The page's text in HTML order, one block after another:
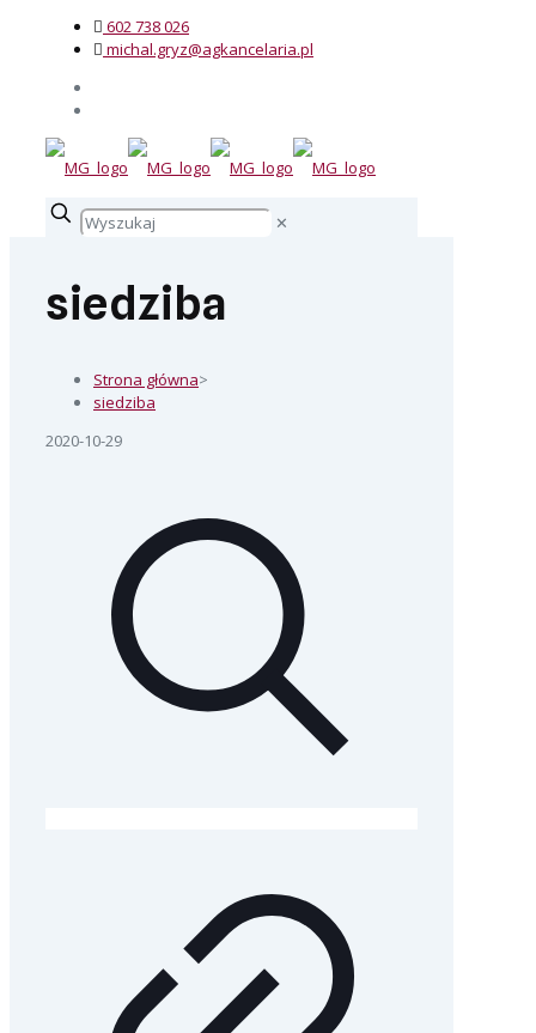
602 738 026
michal.gryz@agkancelaria.pl
✕
siedziba
Strona główna>
siedziba
2020-10-29